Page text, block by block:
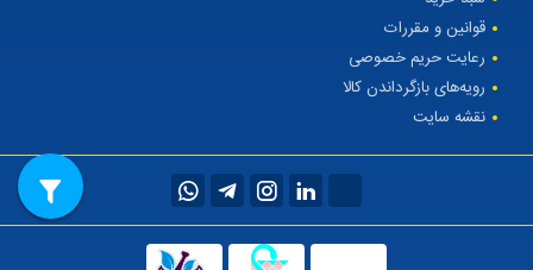
قوانین و مقررات
رعایت حریم خصوصی
رویه‌های بازگرداندن کالا
نقشه سایت